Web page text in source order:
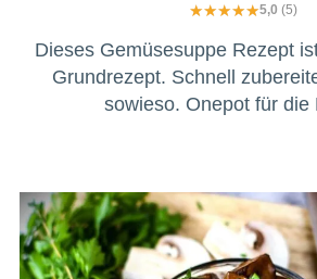
5,0 (5)
Dieses Gemüsesuppe Rezept
Grundrezept. Schnell
sowieso. Onepot für die